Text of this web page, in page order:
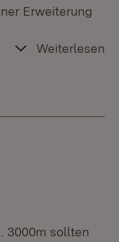
Erweiterung
Weiterlesen
3000m sollten